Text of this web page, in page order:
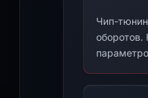
Чип-
оборотов.